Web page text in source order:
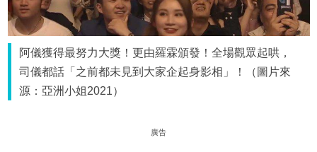
阿儀獲得最努力大獎！更由羅霖頒發！全場觀眾起哄，
司儀都話「之前都未見到大家企起身影相」！（圖片來
源：亞洲小姐2021）
廣告